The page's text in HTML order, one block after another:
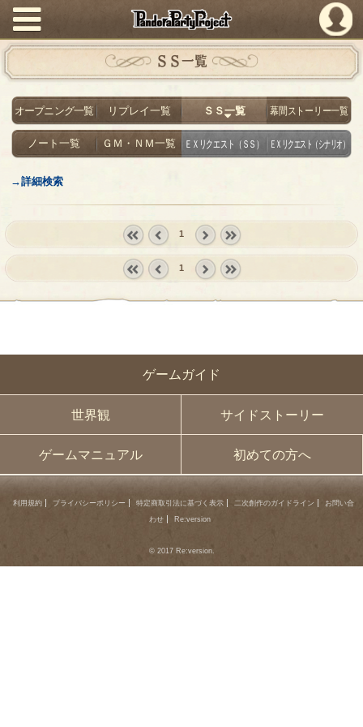
PandoraPartyProject
ゲームガイド
世界観 サイドストーリー
ゲームマニュアル 初めての方へ
ＳＳ一覧
オープニング一覧 リプレイ一覧 ＳＳ一覧 幕間ストーリー一覧
ノート一覧 ＧＭ・ＮＭ一覧 ＥＸリクエスト（ＳＳ） ＥＸリクエスト（シナリオ）
→詳細検索
prev
1
1
利用規約 プライバシーポリシー 特定商取引法に基づく表示 二次創作のガイドライン
お問い合
わせ
Re:version
© 2017 Re:version.